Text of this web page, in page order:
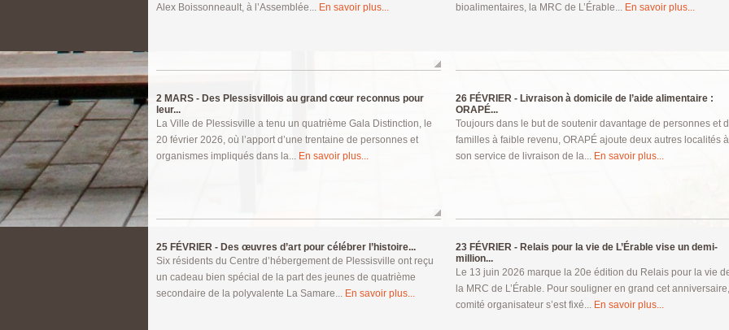
Alex Boissonneault, à l’Assemblée... En savoir plus...
bioalimentaires, la MRC de L’Érable... En savoir plus...
2 MARS - Des Plessisvillois au grand cœur reconnus pour
leur...
La Ville de Plessisville a tenu un quatrième Gala Distinction, le
20 février 2026, où l’apport d’une trentaine de personnes et
organismes impliqués dans la... En savoir plus...
26 FÉVRIER - Livraison à domicile de l’aide alimentaire :
ORAPÉ...
Toujours dans le but de soutenir davantage de personnes et
familles à faible revenu, ORAPÉ ajoute deux autres localités à
son service de livraison de la... En savoir plus...
25 FÉVRIER - Des œuvres d’art pour célébrer l’histoire...
Six résidents du Centre d’hébergement de Plessisville ont reçu
un cadeau bien spécial de la part des jeunes de quatrième
secondaire de la polyvalente La Samare... En savoir plus...
23 FÉVRIER - Relais pour la vie de L’Érable vise un demi-
million...
Le 13 juin 2026 marque la 20e édition du Relais pour la vie
la MRC de L’Érable. Pour souligner en grand cet
comité organisateur s’est fixé... En savoir plus...